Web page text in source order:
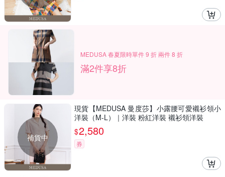
MEDUSA 春夏限時單件 9 折 兩件 8 折
滿2件享8折
補貨中
現貨【MEDUSA 曼度莎】小露腰可愛襯衫領小
洋裝（M-L）｜洋裝 粉紅洋裝 襯衫領洋裝
$2,580
券